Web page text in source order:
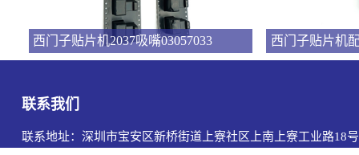
西门子贴片机2037吸嘴03057033
联系我们
联系地址：深圳市宝安区新桥街道上寮社区上南上寮工业路18